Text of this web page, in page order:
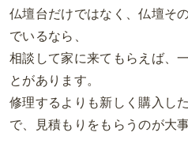
仏壇台だけではなく、仏壇そ
でいるなら、
相談して家に来てもらえば、
とがあります。
修理するよりも新しく購入し
で、見積もりをもらうのが大事